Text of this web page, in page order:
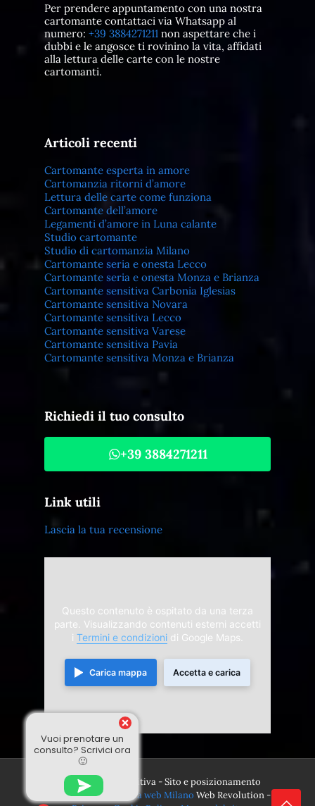
Per prendere appuntamento con una nostra
cartomante contattaci via Whatsapp al
numero: +39 3884271211 non aspettare che i
dubbi e le angosce ti rovinino la vita, affidati
alla lettura delle carte con le nostre
cartomanti.
Articoli recenti
Cartomante esperta in amore
Cartomanzia ritorni d’amore
Lettura delle carte come funziona
Cartomante dell’amore
Legamenti d’amore in Luna calante
Studio cartomante
Studio di cartomanzia Milano
Cartomante seria e onesta Lecco
Cartomante seria e onesta Monza e Brianza
Cartomante sensitiva Carbonia Iglesias
Cartomante sensitiva Novara
Cartomante sensitiva Lecco
Cartomante sensitiva Varese
Cartomante sensitiva Pavia
Cartomante sensitiva Monza e Brianza
Richiedi il tuo consulto
+39 3884271211
Link utili
Lascia la tua recensione
Questo contenuto è ospitato da una terza
parte. Visualizzando contenuti esterni accetti
i Termini e condizioni di Google Maps.
Carica mappa Accetta e carica
© 2024 Divina Sensitiva - Sito e posizionamento
realizzato dall'
Agenzia web Milano Web Revolution -
Vuoi prenotare un
consulto? Scrivici ora
🙂